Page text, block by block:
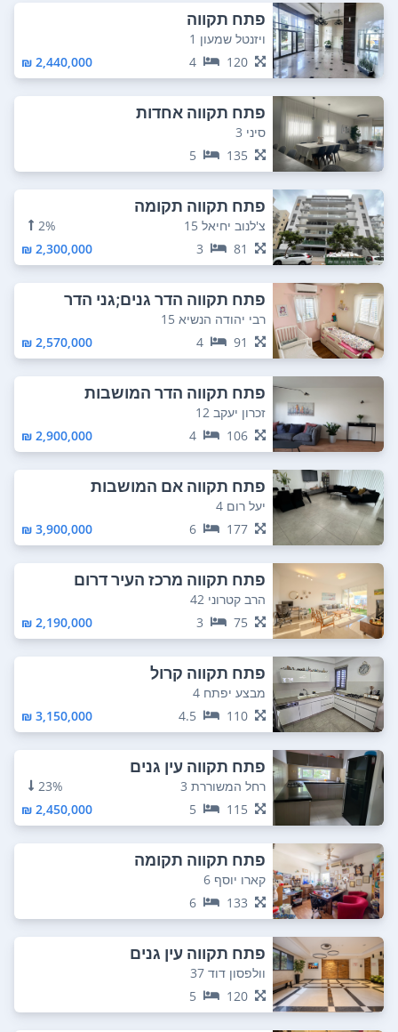
פתח תקווה
ויזנטל שמעון 1
120
4
2,440,000 ₪
פתח תקווה אחדות
סיני 3
135
5
פתח תקווה תקומה
צ'לנוב יחיאל 15
2%
81
3
2,300,000 ₪
פתח תקווה הדר גנים;גני הדר
רבי יהודה הנשיא 15
91
4
2,570,000 ₪
פתח תקווה הדר המושבות
זכרון יעקב 12
106
4
2,900,000 ₪
פתח תקווה אם המושבות
יעל רום 4
177
6
3,900,000 ₪
פתח תקווה מרכז העיר דרום
הרב קטרוני 42
75
3
2,190,000 ₪
פתח תקווה קרול
מבצע יפתח 4
110
4.5
3,150,000 ₪
פתח תקווה עין גנים
רחל המשוררת 3
23%
115
5
2,450,000 ₪
פתח תקווה תקומה
קארו יוסף 6
133
6
פתח תקווה עין גנים
וולפסון דוד 37
120
5